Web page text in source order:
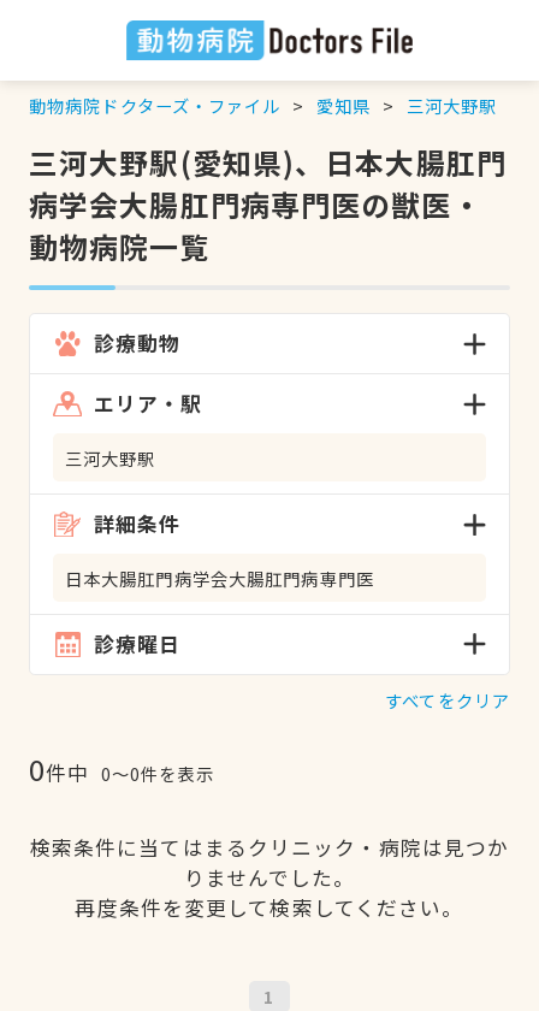
動物病院ドクターズ・ファイル 愛知県 三河大野駅
三河大野駅(愛知県)、日本大腸肛門
病学会大腸肛門病専門医の獣医・
動物病院一覧
診療動物
エリア・駅
三河大野駅
詳細条件
日本大腸肛門病学会大腸肛門病専門医
診療曜日
すべてをクリア
0件中 0〜0件を表示
検索条件に当てはまるクリニック・病院は見つか
りませんでした。
再度条件を変更して検索してください。
1